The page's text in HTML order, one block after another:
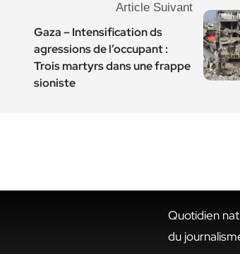
Article Suivant
Gaza – Intensification ds
agressions de l’occupant :
Trois martyrs dans une frappe
sioniste
Quotidien
du